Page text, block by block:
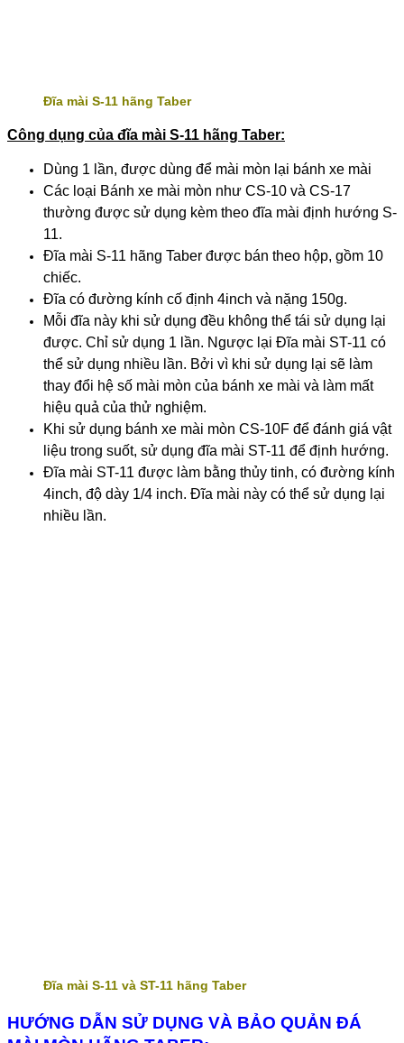
Đĩa mài S-11 hãng Taber
Công dụng của đĩa mài S-11 hãng Taber:
Dùng 1 lần, được dùng để mài mòn lại bánh xe mài
Các loại Bánh xe mài mòn như CS-10 và CS-17
thường được sử dụng kèm theo đĩa mài định hướng S-
11.
Đĩa mài S-11 hãng Taber được bán theo hộp, gồm 10
chiếc.
Đĩa có đường kính cố định 4inch và nặng 150g.
Mỗi đĩa này khi sử dụng đều không thể tái sử dụng lại
được. Chỉ sử dụng 1 lần. Ngược lại Đĩa mài ST-11 có
thể sử dụng nhiều lần. Bởi vì khi sử dụng lại sẽ làm
thay đổi hệ số mài mòn của bánh xe mài và làm mất
hiệu quả của thử nghiệm.
Khi sử dụng bánh xe mài mòn CS-10F để đánh giá vật
liệu trong suốt, sử dụng đĩa mài ST-11 để định hướng.
Đĩa mài ST-11 được làm bằng thủy tinh, có đường kính
4inch, độ dày 1/4 inch. Đĩa mài này có thể sử dụng lại
nhiều lần.
Đĩa mài S-11 và ST-11 hãng Taber
HƯỚNG DẪN SỬ DỤNG VÀ BẢO QUẢN ĐÁ